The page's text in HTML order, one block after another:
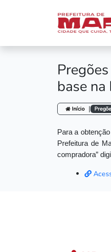
base
Início |
Para a
Prefeitura de
compradora”